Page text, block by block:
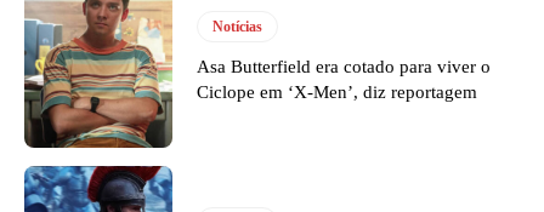
Notícias
Asa Butterfield era cotado para viver o
Ciclope em ‘X-Men’, diz reportagem